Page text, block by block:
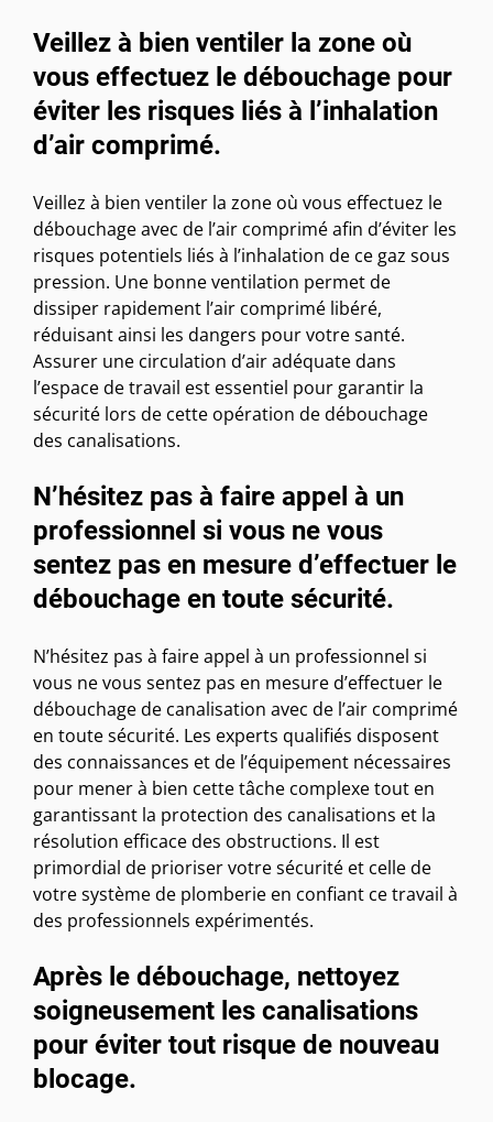
Veillez à bien ventiler la zone où
vous effectuez le débouchage pour
éviter les risques liés à l’inhalation
d’air comprimé.
Veillez à bien ventiler la zone où vous effectuez le
débouchage avec de l’air comprimé afin d’éviter les
risques potentiels liés à l’inhalation de ce gaz sous
pression. Une bonne ventilation permet de
dissiper rapidement l’air comprimé libéré,
réduisant ainsi les dangers pour votre santé.
Assurer une circulation d’air adéquate dans
l’espace de travail est essentiel pour garantir la
sécurité lors de cette opération de débouchage
des canalisations.
N’hésitez pas à faire appel à un
professionnel si vous ne vous
sentez pas en mesure d’effectuer le
débouchage en toute sécurité.
N’hésitez pas à faire appel à un professionnel si
vous ne vous sentez pas en mesure d’effectuer le
débouchage de canalisation avec de l’air comprimé
en toute sécurité. Les experts qualifiés disposent
des connaissances et de l’équipement nécessaires
pour mener à bien cette tâche complexe tout en
garantissant la protection des canalisations et la
résolution efficace des obstructions. Il est
primordial de prioriser votre sécurité et celle de
votre système de plomberie en confiant ce travail à
des professionnels expérimentés.
Après le débouchage, nettoyez
soigneusement les canalisations
pour éviter tout risque de nouveau
blocage.